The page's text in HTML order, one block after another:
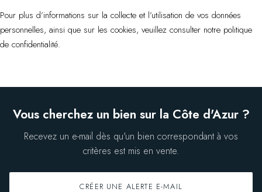
Pour plus d’informations sur la collecte et l’utilisation de vos données
personnelles, ainsi que sur les cookies, veuillez consulter notre politique
de confidentialité.
Vous cherchez un bien sur la Côte d'Azur ?
Recevez un e-mail dès qu'un bien correspondant à vos
critères est mis en vente.
CRÉER UNE ALERTE E-MAIL